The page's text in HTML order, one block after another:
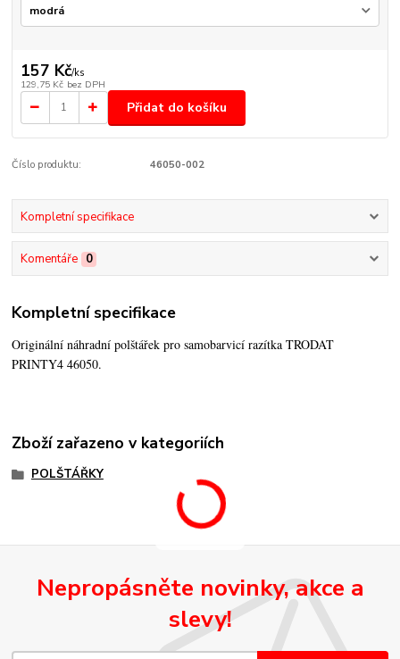
157 Kč/ks
129,75 Kč bez DPH
Přidat do košíku
Číslo produktu: 46050-002
Kompletní specifikace
Komentáře 0
Kompletní specifikace
Originální náhradní polštářek pro samobarvicí razítka TRODAT
PRINTY4 46050.
Zboží zařazeno v kategoriích
POLŠTÁŘKY
Nepropásněte novinky, akce a
slevy!